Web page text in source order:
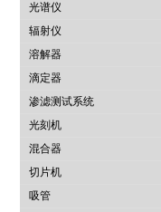
光谱仪
辐射仪
溶解器
滴定器
渗滤测试系统
光刻机
混合器
切片机
吸管